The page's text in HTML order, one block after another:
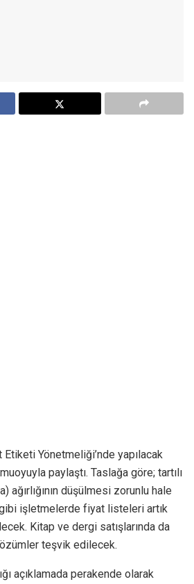
Etiketi Yönetmeliği’nde yapılacak
paylaştı. Taslağa göre; tartılı
ağırlığının düşülmesi zorunlu hale
işletmelerde fiyat listeleri artık
Kitap ve dergi satışlarında da
teşvik edilecek.
açıklamada perakende olarak